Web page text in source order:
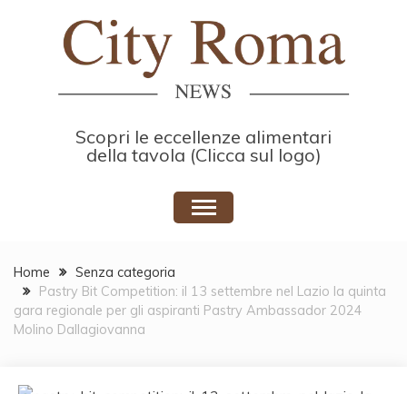
Scopri le eccellenze alimentari
della tavola (Clicca sul logo)
Home
Senza categoria
Pastry Bit Competition: il 13 settembre nel Lazio la quinta
gara regionale per gli aspiranti Pastry Ambassador 2024
Molino Dallagiovanna